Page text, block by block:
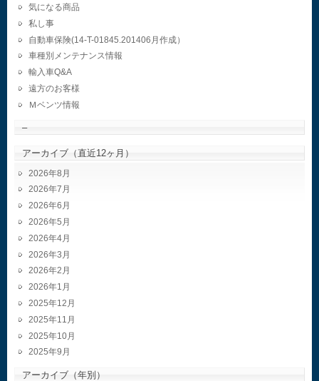
気になる商品
私し事
自動車保険(14-T-01845.201406月作成）
車種別メンテナンス情報
輸入車Q&A
遠方のお客様
Ｍベンツ情報
–
アーカイブ（直近12ヶ月）
2026年8月
2026年7月
2026年6月
2026年5月
2026年4月
2026年3月
2026年2月
2026年1月
2025年12月
2025年11月
2025年10月
2025年9月
アーカイブ（年別）